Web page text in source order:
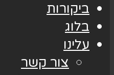
ביקורות
בלוג
עלינו
צור קשר